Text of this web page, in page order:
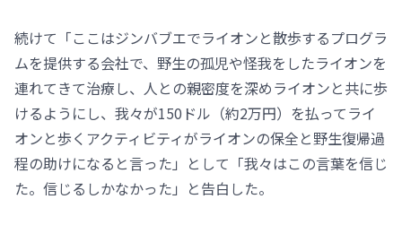
続けて「ここはジンバブエでライオンと散歩するプログラ
ムを提供する会社で、野生の孤児や怪我をしたライオンを
連れてきて治療し、人との親密度を深めライオンと共に歩
けるようにし、我々が150ドル（約2万円）を払ってライ
オンと歩くアクティビティがライオンの保全と野生復帰過
程の助けになると言った」として「我々はこの言葉を信じ
た。信じるしかなかった」と告白した。